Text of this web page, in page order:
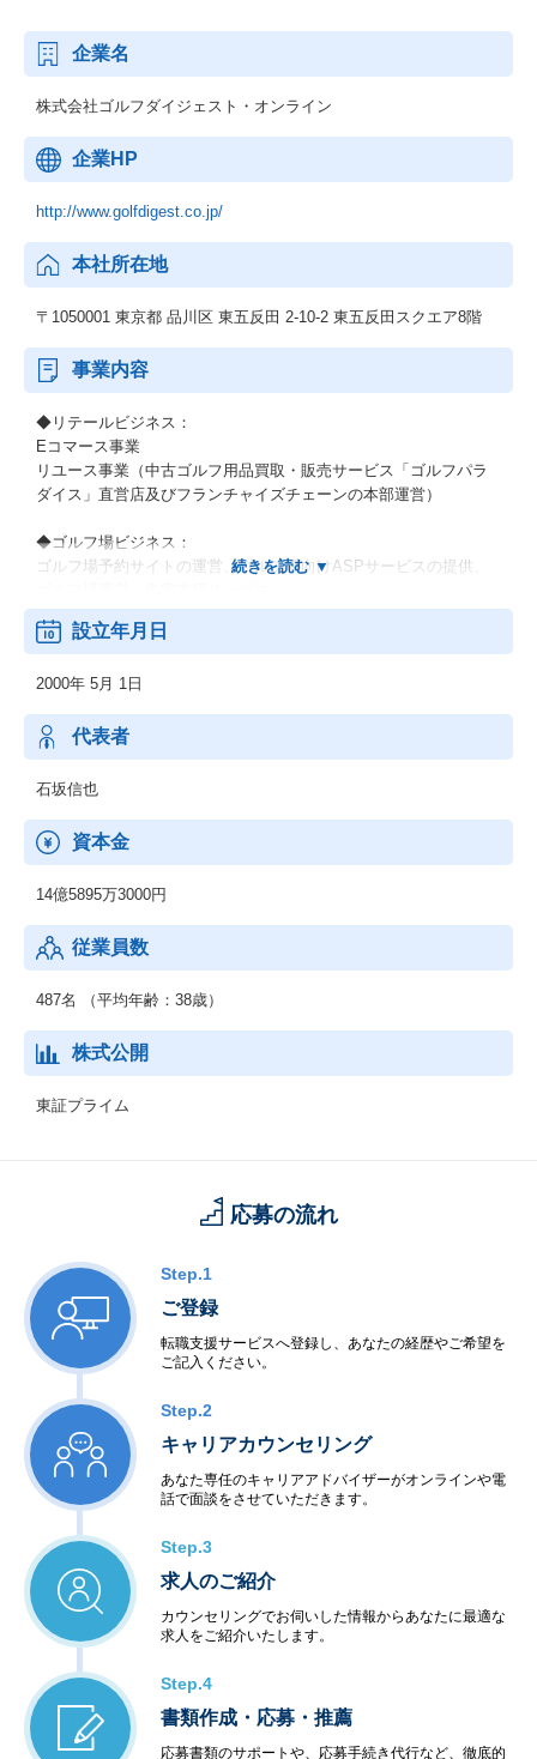
企業名
株式会社ゴルフダイジェスト・オンライン
企業HP
http://www.golfdigest.co.jp/
本社所在地
〒1050001 東京都 品川区 東五反田 2-10-2 東五反田スクエア8階
事業内容
◆リテールビジネス：
Eコマース事業
リユース事業（中古ゴルフ用品買取・販売サービス「ゴルフパラ
ダイス」直営店及びフランチャイズチェーンの本部運営）
◆ゴルフ場ビジネス：
ゴルフ場予約サイトの運営、ゴルフ場向けASPサービスの提供、
◆メディアビジネス：
ニティサービス等)、広告事業(自社メディア広告媒体)
モバイル事業、検定事業
設立年月日
2000年 5月 1日
代表者
石坂信也
資本金
14億5895万3000円
従業員数
487名 （平均年齢：38歳）
株式公開
東証プライム
応募の流れ
Step.1
ご登録
転職支援サービスへ登録し、あなたの経歴やご希望を
ご記入ください。
Step.2
キャリアカウンセリング
あなた専任のキャリアアドバイザーがオンラインや電
話で面談をさせていただきます。
Step.3
求人のご紹介
カウンセリングでお伺いした情報からあなたに最適な
求人をご紹介いたします。
Step.4
書類作成・応募・推薦
応募書類のサポートや、応募手続き代行など、徹底的